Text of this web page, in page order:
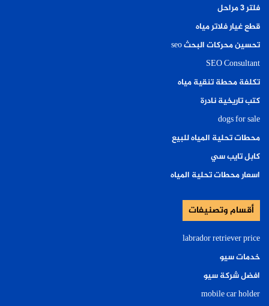
فلتر ٣ مراحل
قطع غيار فلاتر مياه
تحسين محركات البحث seo
SEO Consultant
تكلفة محطة تنقية مياه
كتب تاريخية نادرة
dogs for sale
محطات تحلية المياه للبيع
كابل تايب سي
اسعار محطات تحلية المياه
أقسام وتصنيفات
labrador retriever price
خدمات سيو
افضل شركة سيو
mobile car holder